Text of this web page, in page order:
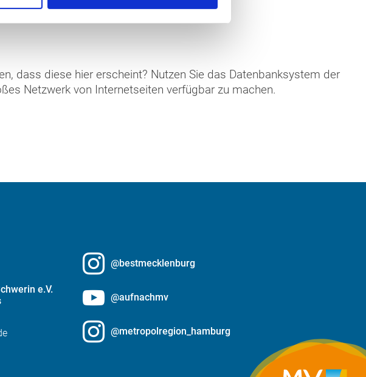
dass diese hier erscheint? Nutzen Sie das Datenbanksystem der
Netzwerk von Internetseiten verfügbar zu machen.
e.V.
@bestmecklenburg
@aufnachmv
@metropolregion_hamburg